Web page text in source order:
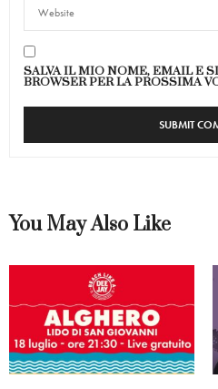
SALVA IL MIO NOME, EMAIL E
BROWSER PER LA PROSSIMA
You May Also Like